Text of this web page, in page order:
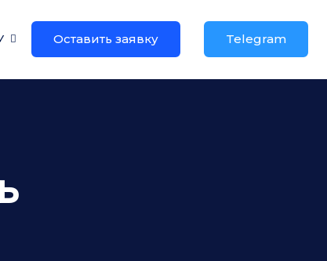
Оставить заявку Telegram